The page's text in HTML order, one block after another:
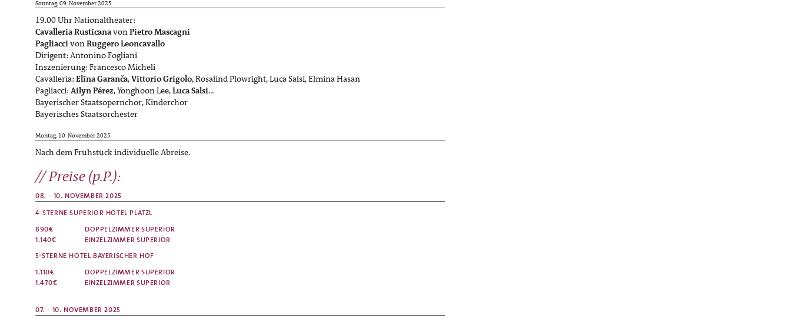
Sonntag, 09. November 2025
19.00 Uhr Nationaltheater:
Cavalleria RusticanavonPietro Mascagni
PagliaccivonRuggero Leoncavallo
Dirigent: Antonino Fogliani
Inszenierung: Francesco Micheli
Cavalleria: Elīna Garanča,Vittorio Grigolo, Rosalind Plowright, Luca Salsi, Elmina Hasan
Pagliacci: Ailyn Pérez, Yonghoon Lee,Luca Salsi…
Bayerischer Staatsopernchor, Kinderchor
Bayerisches Staatsorchester
Montag, 10. November 2025
Nach dem Frühstück individuelle Abreise.
Preise (p.P.):
08. - 10. NOVEMBER 2025
4-STERNE SUPERIOR HOTEL PLATZL
890€
DOPPELZIMMERSUPERIOR
1.140€
EINZELZIMMERSUPERIOR
5-STERNE HOTEL BAYERISCHER HOF
1.110€
DOPPELZIMMERSUPERIOR
1.470€
EINZELZIMMERSUPERIOR
07. - 10. NOVEMBER 2025